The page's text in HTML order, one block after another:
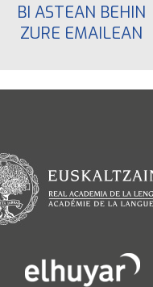
BI ASTEAN BEHIN
ZURE EMAILEAN